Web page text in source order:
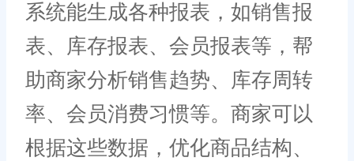
系统能生成各种报表，如销售报
表、库存报表、会员报表等，帮
助商家分析销售趋势、库存周转
率、会员消费习惯等。商家可以
根据这些数据，优化商品结构、